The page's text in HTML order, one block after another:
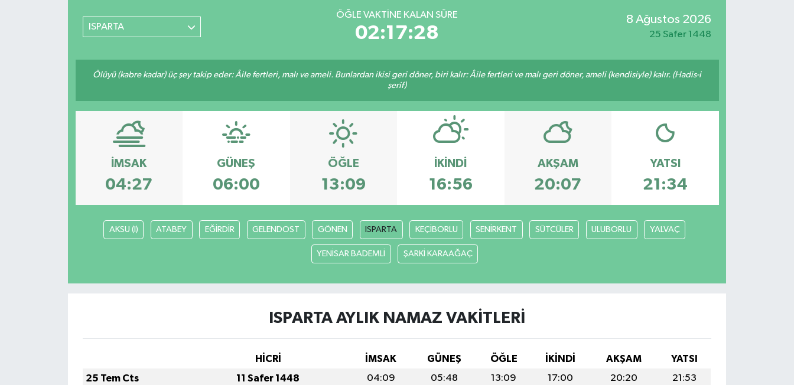
ISPARTA
ÖĞLE VAKTINE KALAN SÜRE
02:17:28
8 Ağustos 2026
25 Safer 1448
Ölüyü (kabre kadar) üç şey takip eder: Âile fertleri, malı ve ameli. Bunlardan ikisi geri döner, biri kalır: Âile fertleri ve malı geri döner, ameli (kendisiyle) kalır. (Hadis-i
şerif)
İMSAK
04:27
GÜNEŞ
06:00
ÖĞLE
13:09
İKINDI
16:56
AKŞAM
20:07
YATSI
21:34
AKSU (I) ATABEY EĞİRDİR GELENDOST GÖNEN ISPARTA KEÇİBORLU SENİRKENT SÜTCÜLER ULUBORLU YALVAÇ
YENİSAR BADEMLİ ŞARKİ KARAAĞAÇ
ISPARTA AYLIK NAMAZ VAKITLERI
HİCRİ İMSAK GÜNEŞ ÖĞLE İKINDI AKŞAM
YATSI
25 Tem Cts
11 Safer 1448 04:09 05:48 13:09 17:00 20:20
21:53